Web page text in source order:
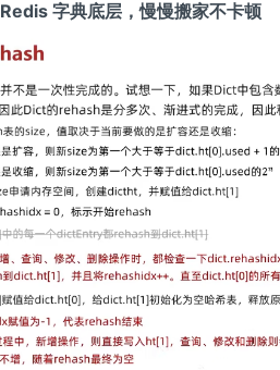
Redis 字典底层，慢慢搬家不卡顿